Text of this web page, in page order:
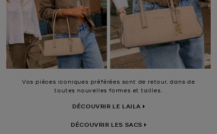
Vos pièces iconiques préférées sont de retour, dans de
toutes nouvelles formes et tailles.
DÉCOUVRIR LE LAILA
DÉCOUVRIR LES SACS